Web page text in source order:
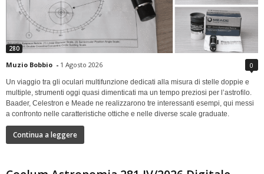
280
Muzio Bobbio - 1 Agosto 2026 0
Un viaggio tra gli oculari multifunzione dedicati alla misura di stelle doppie e
multiple, strumenti oggi quasi dimenticati ma un tempo preziosi per l’astrofilo.
Baader, Celestron e Meade ne realizzarono tre interessanti esempi, qui messi
a confronto nelle caratteristiche ottiche e nelle diverse scale graduate.
Continua a leggere